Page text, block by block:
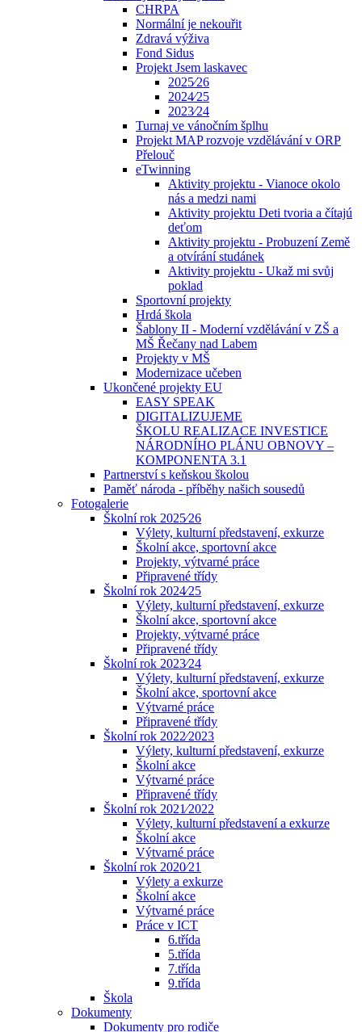
CHRPA
Normální je nekouřit
Zdravá výživa
Fond Sidus
Projekt Jsem laskavec
2025⁄26
2024⁄25
2023⁄24
Turnaj ve vánočním šplhu
Projekt MAP rozvoje vzdělávání v ORP
Přelouč
eTwinning
Aktivity projektu - Vianoce okolo
nás a medzi nami
Aktivity projektu Deti tvoria a čítajú
deťom
Aktivity projektu - Probuzení Země
a otvírání studánek
Aktivity projektu - Ukaž mi svůj
poklad
Sportovní projekty
Hrdá škola
Šablony II - Moderní vzdělávání v ZŠ a
MŠ Řečany nad Labem
Projekty v MŠ
Modernizace učeben
Ukončené projekty EU
EASY SPEAK
DIGITALIZUJEME
ŠKOLU REALIZACE INVESTICE
NÁRODNÍHO PLÁNU OBNOVY –
KOMPONENTA 3.1
Partnerství s keňskou školou
Paměť národa - příběhy našich sousedů
Fotogalerie
Školní rok 2025⁄26
Výlety, kulturní představení, exkurze
Školní akce, sportovní akce
Projekty, výtvarné práce
Připravené třídy
Školní rok 2024⁄25
Výlety, kulturní představení, exkurze
Školní akce, sportovní akce
Projekty, výtvarné práce
Připravené třídy
Školní rok 2023⁄24
Výlety, kulturní představení, exkurze
Školní akce, sportovní akce
Výtvarné práce
Připravené třídy
Školní rok 2022⁄2023
Výlety, kulturní představení, exkurze
Školní akce
Výtvarné práce
Připravené třídy
Školní rok 2021⁄2022
Výlety, kulturní představení a exkurze
Školní akce
Výtvarné práce
Školní rok 2020⁄21
Výlety a exkurze
Školní akce
Výtvarné práce
Práce v ICT
6.třída
5.třída
7.třída
9.třída
Škola
Dokumenty
Dokumenty pro rodiče